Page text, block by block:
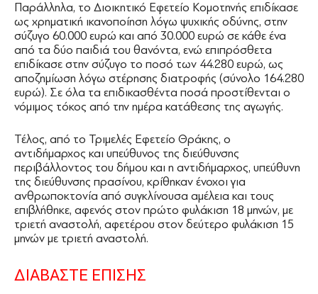
Παράλληλα, το Διοικητικό Εφετείο Κομοτηνής επιδίκασε
ως χρηματική ικανοποίηση λόγω ψυχικής οδύνης, στην
σύζυγο 60.000 ευρώ και από 30.000 ευρώ σε κάθε ένα
από τα δύο παιδιά του θανόντα, ενώ επιπρόσθετα
επιδίκασε στην σύζυγο το ποσό των 44.280 ευρώ, ως
αποζημίωση λόγω στέρησης διατροφής (σύνολο 164.280
ευρώ). Σε όλα τα επιδικασθέντα ποσά προστίθενται ο
νόμιμος τόκος από την ημέρα κατάθεσης της αγωγής.
Τέλος, από το Τριμελές Εφετείο Θράκης, ο
αντιδήμαρχος και υπεύθυνος της διεύθυνσης
περιβάλλοντος του δήμου και η αντιδήμαρχος, υπεύθυνη
της διεύθυνσης πρασίνου, κρίθηκαν ένοχοι για
ανθρωποκτονία από συγκλίνουσα αμέλεια και τους
επιβλήθηκε, αφενός στον πρώτο φυλάκιση 18 μηνών, με
τριετή αναστολή, αφετέρου στον δεύτερο φυλάκιση 15
μηνών με τριετή αναστολή.
ΔΙΑΒΑΣΤΕ ΕΠΙΣΗΣ